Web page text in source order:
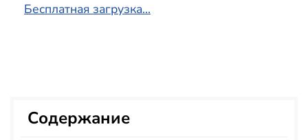
Бесплатная загрузка...
Содержание